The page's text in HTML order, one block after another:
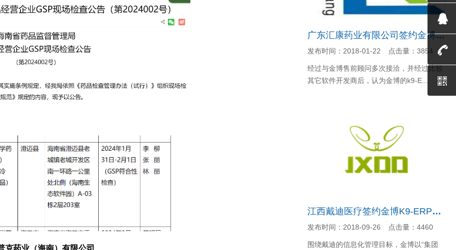
克药业（海南）有限公司
广东汇康药业有限公司签约金博K9-ERP批发管理系统
发布时间：2018-01-22 点击量：3854
经过与金博售前顾问多次接洽，并经过比较
其它软件开发商后，认为金博的k9-E...
江西戴迪医疗签约金博K9-ERP医疗器械第三方物流管理系...
发布时间：2018-09-26 点击量：4460
围绕戴迪的信息化管理目标，金博以“集团